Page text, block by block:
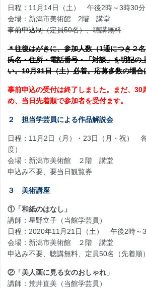
日程：11月14日（土） 午後2時～3時30分
会場：新潟市美術館 2階 講堂
事前申込制（定員50名）、聴講無料
＊往復はがきに、参加人数（1通につき２
氏名・住所・電話番号・「対談」を明記の
い。10月31日（土）必着。応募多数の場
事前申込の受付は終了しました。まだ、30
め、当日先着順で参加者を受付ます。
２ 担当学芸員による作品解説会
日程：11月2日（月）・23日（月・祝）
度）
会場：新潟市美術館 ２階 講堂
申込み不要、要当日観覧券
３ 美術講座
①「和紙のはなし」
講師：星野立子（当館学芸員）
日程：2020年11月21日（土） 午後2時～
会場：新潟市美術館 ２階 講堂
申込み不要、聴講無料、定員50名（先着順）
②「美人画に見る女のおしゃれ」
講師：荒井直美（当館学芸員）